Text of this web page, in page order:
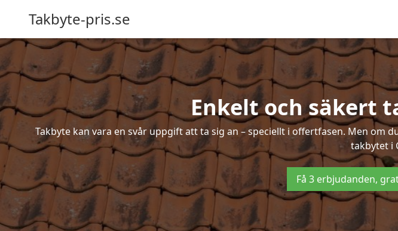
Takbyte-pris.se
Enkelt och säkert
Takbyte kan vara en svår uppgift att ta sig an – speciellt i offertfasen. Men
takbytet i
Få 3 erbjudanden,